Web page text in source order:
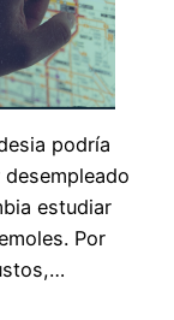
podría
estudiar
Por